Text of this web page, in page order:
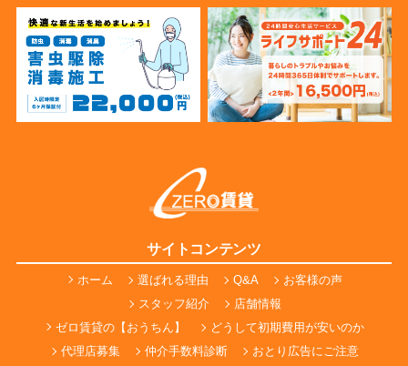
サイトコンテンツ
ホーム 選ばれる理由 Q&A
お客様の声
スタッフ紹介
店舗情報
ゼロ賃貸の【おうちん】
どうして初期費用が安いのか
代理店募集
仲介手数料診断
おとり広告にご注意